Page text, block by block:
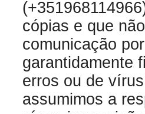
cópias e que
comunicação
garantidamente
erros ou de
assumimos a